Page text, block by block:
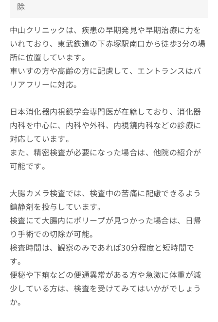
除
中山クリニックは、疾患の早期発見や早期治療に力を
いれており、東武鉄道の下赤塚駅南口から徒歩3分の場
所に位置しています。
車いすの方や高齢の方に配慮して、エントランスはバ
リアフリーに対応。
日本消化器内視鏡学会専門医が在籍しており、消化器
内科を中心に、内科や外科、内視鏡内科などの診療に
対応しています。
また、精密検査が必要になった場合は、他院の紹介が
可能です。
大腸カメラ検査では、検査中の苦痛に配慮できるよう
鎮静剤を投与しています。
検査にて大腸内にポリープが見つかった場合は、日帰
り手術での切除が可能。
検査時間は、観察のみであれば30分程度と短時間で
す。
便秘や下痢などの便通異常がある方や急激に体重が減
少している方は、検査を受けてみてはいかがでしょう
か。